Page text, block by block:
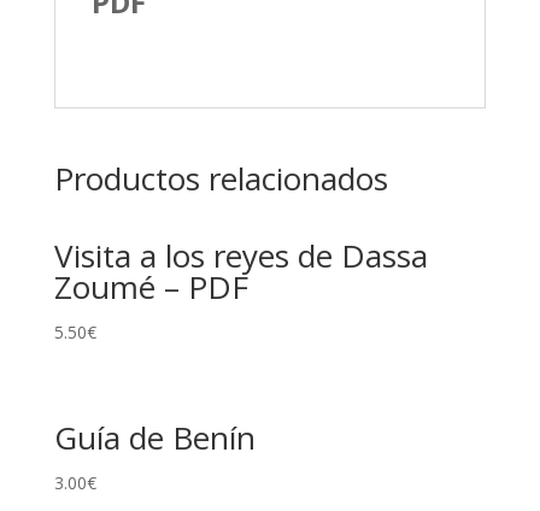
Productos relacionados
Visita a los reyes de Dassa
Zoumé – PDF
5.50€
Guía de Benín
3.00€